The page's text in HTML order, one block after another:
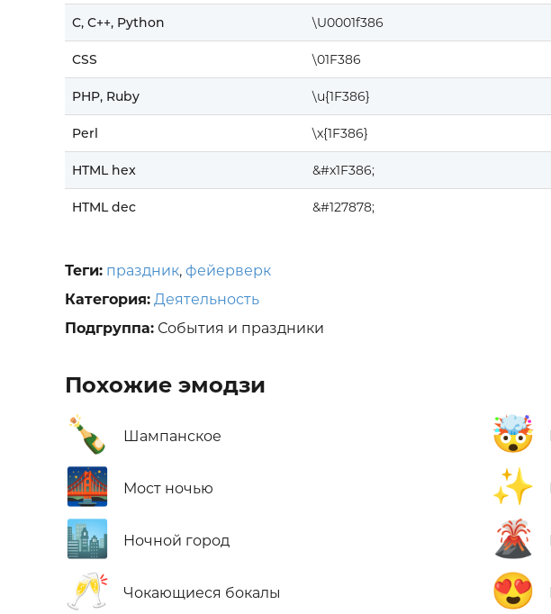
C, C++, Python \U0001f386
CSS \01F386
PHP, Ruby \u{1F386}
Perl \x{1F386}
HTML hex &#x1F386;
HTML dec &#127878;
Теги: праздник, фейерверк
Категория: Деятельность
Подгруппа: События и праздники
Похожие эмодзи
🍾 Шампанское
🌉 Мост ночью
🏙️ Ночной город
🥂 Чокающиеся бокалы
🤯
✨
🌋
😍